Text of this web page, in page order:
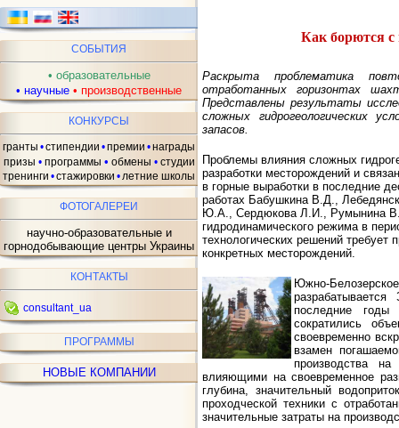
СОБЫТИЯ
• образовательные
• научные • производственные
КОНКУРСЫ
гранты •стипендии •премии •награды
призы • программы • обмены • студии
тренинги •стажировки •летние школы
ФОТОГАЛЕРЕИ
научно-образовательные и
горнодобывающие центры Украины
КОНТАКТЫ
consultant_ua
ПРОГРАММЫ
НОВЫЕ КОМПАНИИ
Как борются с
Раскрыта проблематика
отработанных горизонтах
Представлены результаты
сложных гидрогеологических
запасов.
Проблемы влияния сложных
разработки месторождений и
в горные выработки в последние
работах Бабушкина В.Д.,
Ю.А., Сердюкова Л.И., Румынина
гидродинамического режима в
технологических решений требует
конкретных месторождений.
Южно-
последние годы
сократились
своевременно
взамен
производства
влияющими на своевременное
глубина, значительный
проходческой техники с
значительные затраты на